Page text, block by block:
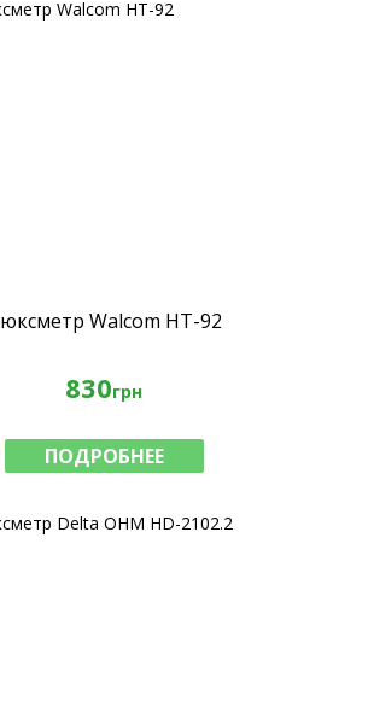
Walcom HT-92
830грн
ПОДРОБНЕЕ